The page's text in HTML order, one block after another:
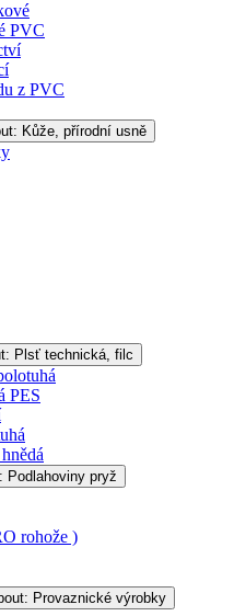
PVC
z PVC
Kůže, přírodní usně
Plsť technická, filc
PES
Podlahoviny pryž
rohože )
Provaznické výrobky